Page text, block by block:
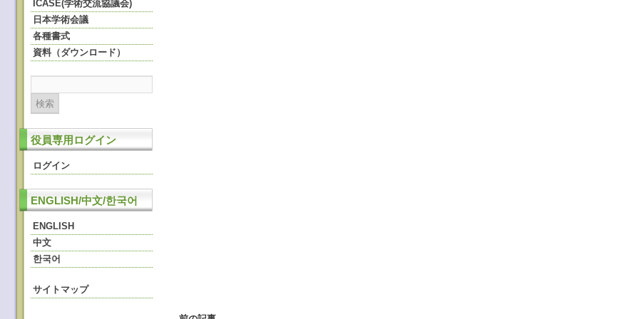
ICASE(学術交流協議会)
日本学術会議
各種書式
資料（ダウンロード）
役員専用ログイン
ログイン
ENGLISH/中文/한국어
ENGLISH
中文
한국어
サイトマップ